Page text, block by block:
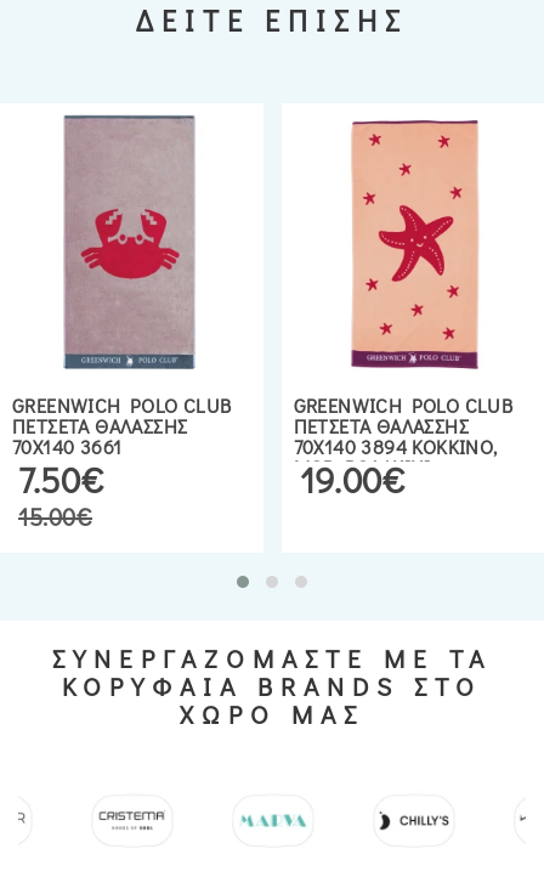
ΔΕΙΤΕ ΕΠΙΣΗΣ
GREENWICH POLO CLUB
ΠΕΤΣΕΤΑ ΘΑΛΑΣΣΗΣ
70Χ140 3661
7.50€
15.00€
GREENWICH POLO CLUB
ΠΕΤΣΕΤΑ ΘΑΛΑΣΣΗΣ
70Χ140 3894 ΚΟΚΚΙΝΟ,
ΜΩΒ, ΡΟΔΑΚΙΝΙ
19.00€
ΣΥΝΕΡΓΑΖΟΜΑΣΤΕ ΜΕ ΤΑ
ΚΟΡΥΦΑΙΑ BRANDS ΣΤΟ
ΧΩΡΟ ΜΑΣ